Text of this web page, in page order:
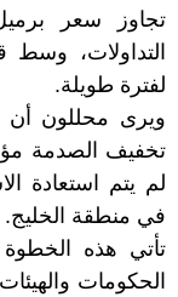
التداولات،
لفترة طويلة.
ويرى محللون أن
تخفيف الصدمة
لم يتم استعادة
في منطقة الخليج.
تأتي هذه
الحكومات